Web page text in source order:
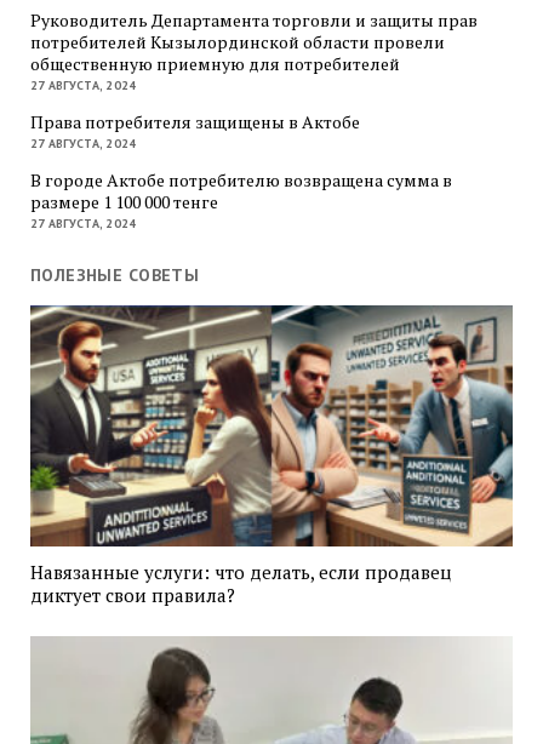
Руководитель Департамента торговли и защиты прав
потребителей Кызылординской области провели
общественную приемную для потребителей
27 АВГУСТА, 2024
Права потребителя защищены в Актобе
27 АВГУСТА, 2024
В городе Актобе потребителю возвращена сумма в
размере 1 100 000 тенге
27 АВГУСТА, 2024
ПОЛЕЗНЫЕ СОВЕТЫ
Навязанные услуги: что делать, если продавец
диктует свои правила?